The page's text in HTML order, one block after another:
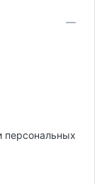
персональных